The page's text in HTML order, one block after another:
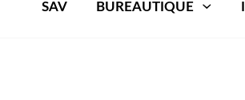
SAV BUREAUTIQUE